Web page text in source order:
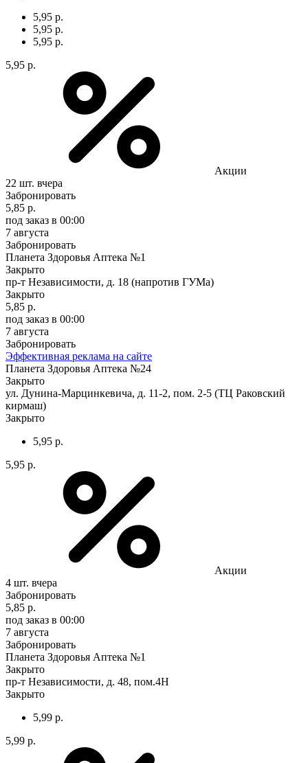
5,95 р.
5,95 р.
5,95 р.
5,95 р.
Акции
22 шт. вчера
Забронировать
5,85 р.
под заказ в 00:00
7 августа
Забронировать
Планета Здоровья Аптека №1
Закрыто
пр-т Независимости, д. 18 (напротив ГУМа)
Закрыто
5,85 р.
под заказ в 00:00
7 августа
Забронировать
Эффективная реклама на сайте
Планета Здоровья Аптека №24
Закрыто
ул. Дунина-Марцинкевича, д. 11-2, пом. 2-5 (ТЦ Раковский
кирмаш)
Закрыто
5,95 р.
5,95 р.
Акции
4 шт. вчера
Забронировать
5,85 р.
под заказ в 00:00
7 августа
Забронировать
Планета Здоровья Аптека №1
Закрыто
пр-т Независимости, д. 48, пом.4Н
Закрыто
5,99 р.
5,99 р.